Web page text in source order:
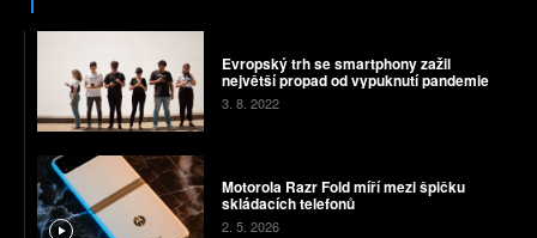
Evropský trh se smartphony zažil
největší propad od vypuknutí pandemie
3. 8. 2022
Motorola Razr Fold míří mezi špičku
skládacích telefonů
2. 5. 2026